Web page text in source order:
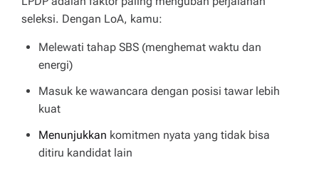
seleksi. Dengan LoA, kamu:
Melewati tahap SBS (menghemat waktu dan
energi)
Masuk ke wawancara dengan posisi tawar lebih
kuat
Menunjukkan komitmen nyata yang tidak bisa
ditiru kandidat lain